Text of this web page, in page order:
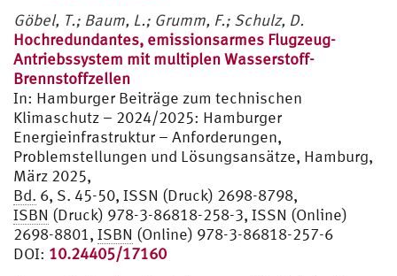
Göbel, T.; Baum, L.; Grumm, F.; Schulz, D.
Hochredundantes, emissionsarmes Flugzeug-
Antriebssystem mit multiplen Wasserstoff-
Brennstoffzellen
In: Hamburger Beiträge zum technischen
Klimaschutz – 2024/2025: Hamburger
Energieinfrastruktur – Anforderungen,
Problemstellungen und Lösungsansätze, Hamburg,
März 2025,
Bd. 6, S. 45-50, ISSN (Druck) 2698-8798,
ISBN (Druck) 978-3-86818-258-3, ISSN (Online)
2698-8801, ISBN (Online) 978-3-86818-257-6
DOI: 10.24405/17160